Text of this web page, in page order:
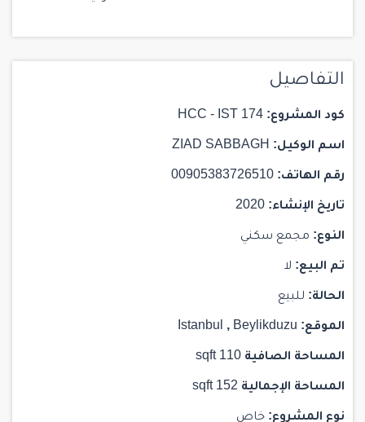
التفاصيل
كود المشروع:
اسم الوكيل:
رقم الهاتف:
تاريخ الإنشاء:
النوع: مجمع سكني
تم البيع:
الحالة:
الموقع: Istanbul , Beylikduzu
المساحة الصافية
المساحة الإجمالية
نوع المشروع: خاص